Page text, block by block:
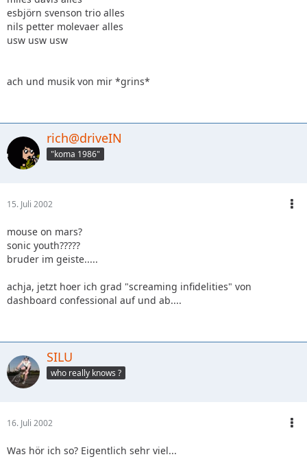
esbjörn svenson trio alles
nils petter molevaer alles
usw usw usw
ach und musik von mir *grins*
rich@driveIN
"koma 1986"
15. Juli 2002
mouse on mars?
sonic youth?????
bruder im geiste.....
achja, jetzt hoer ich grad "screaming infidelities" von
dashboard confessional auf und ab....
SILU
who really knows ?
16. Juli 2002
Was hör ich so? Eigentlich sehr viel...